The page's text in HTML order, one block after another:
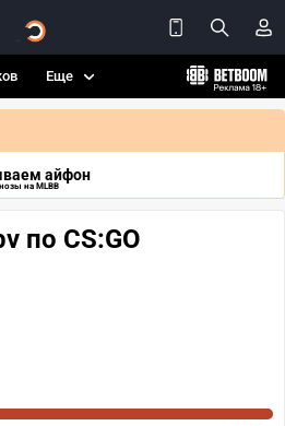
Еще
айфон
на MLBB
по CS:GO